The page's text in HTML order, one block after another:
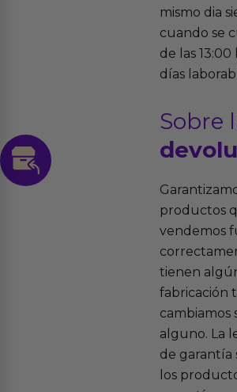
mismo dia
cuando se
de las 13:00
días
Sobre
productos
vendemos
tienen
fabricación
cambiamos
alguno. La
de garantía
los